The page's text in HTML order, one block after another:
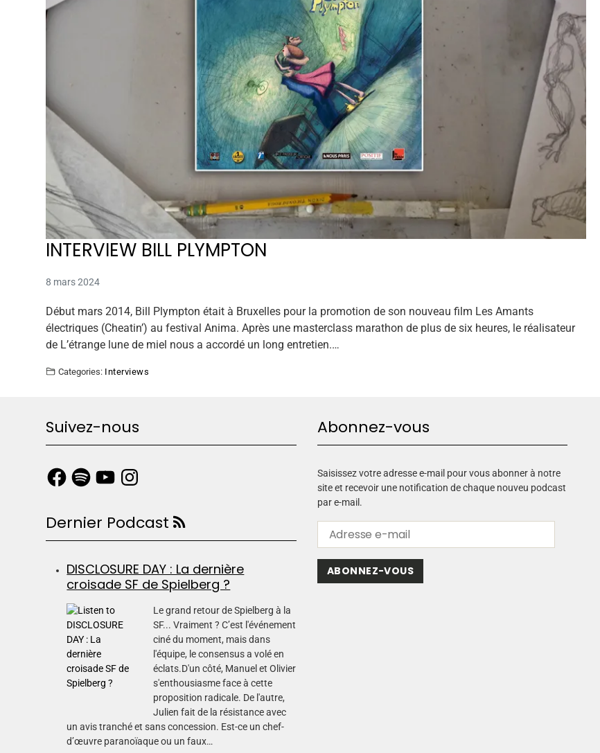
INTERVIEW BILL PLYMPTON
8 mars 2024
Début mars 2014, Bill Plympton était à Bruxelles pour la promotion de son nouveau film Les Amants
électriques (Cheatin’) au festival Anima. Après une masterclass marathon de plus de six heures, le réalisateur
de L’étrange lune de miel nous a accordé un long entretien.…
Categories: Interviews
Suivez-nous
Dernier Podcast
DISCLOSURE DAY : La dernière
croisade SF de Spielberg ?
Le grand retour de Spielberg à la
SF... Vraiment ? C’est l'événement
ciné du moment, mais dans
l'équipe, le consensus a volé en
éclats.D'un côté, Manuel et Olivier
s'enthousiasme face à cette
proposition radicale. De l'autre,
Julien fait de la résistance avec
un avis tranché et sans concession. Est-ce un chef-
d’œuvre paranoïaque ou un faux…
Abonnez-vous
Saisissez votre adresse e-mail pour vous abonner à notre
site et recevoir une notification de chaque nouveu podcast
par e-mail.
ABONNEZ-VOUS